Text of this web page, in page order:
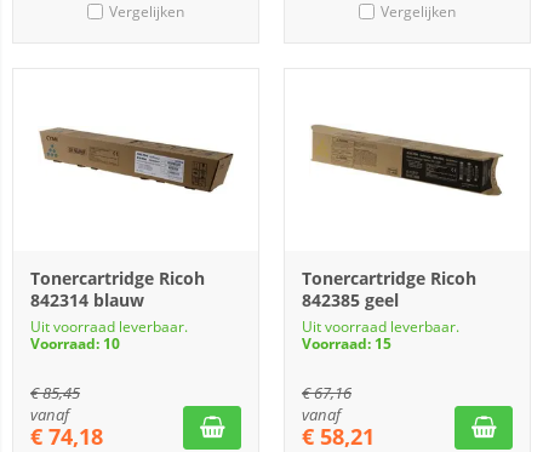
Vergelijken Vergelijken
Tonercartridge Ricoh
842314 blauw
Uit voorraad leverbaar.
Voorraad: 10
€85,45
vanaf
€ 74,18
Tonercartridge Ricoh
842385 geel
Uit voorraad leverbaar.
Voorraad: 15
€67,16
vanaf
€ 58,21